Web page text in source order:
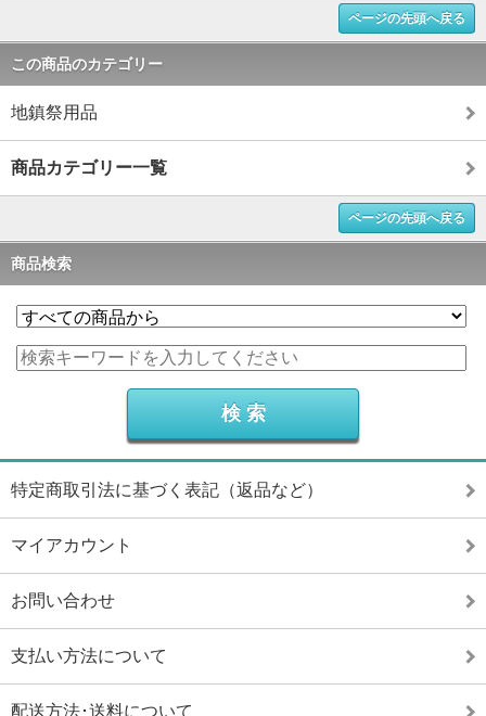
ページの先頭へ戻る
この商品のカテゴリー
地鎮祭用品
商品カテゴリー一覧
ページの先頭へ戻る
商品検索
特定商取引法に基づく表記（返品など）
マイアカウント
お問い合わせ
支払い方法について
配送方法･送料について